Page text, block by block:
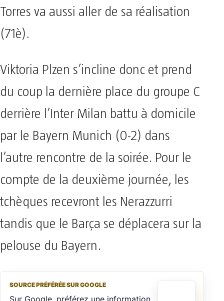
Torres va aussi aller de sa réalisation
(71è).
Viktoria Plzen s’incline donc et prend
du coup la dernière place du groupe C
derrière l’Inter Milan battu à domicile
par le Bayern Munich (0-2) dans
l’autre rencontre de la soirée. Pour le
compte de la deuxième journée, les
tchèques recevront les Nerazzurri
tandis que le Barça se déplacera sur la
pelouse du Bayern.
SOURCE PRÉFÉRÉE SUR GOOGLE
Sur Google, préférez une information